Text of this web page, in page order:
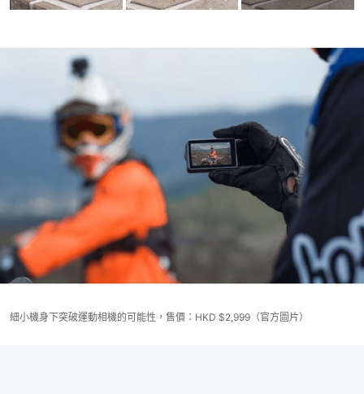
細小機身下突破運動相機的可能性，售價：HKD $2,999（官方圖片）